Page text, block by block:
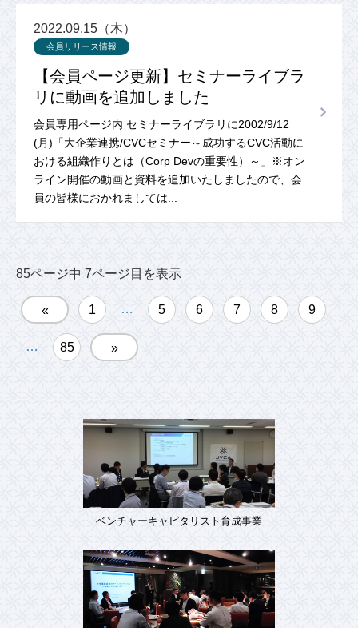
【会員ページ更新】セミナーライブラ
リに動画を追加しました
会員専用ページ内 セミナーライブラリに2002/9/12
(月)「大企業連携/CVCセミナー～成功するCVC活動に
おける組織作りとは（Corp Devの重要性）～」※オン
ライン開催の動画と資料を追加いたしましたので、会
員の皆様におかれましては...
会員リリース情報
2022.09.15（木）
85ページ中 7ページ目を表示
« 1 … 5 6 7 8 9
… 85 »
ベンチャーキャピタリスト育成事業